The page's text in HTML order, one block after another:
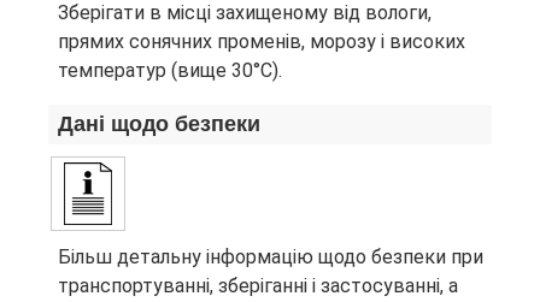
Зберігати в місці захищеному від вологи,
прямих сонячних променів, морозу і високих
температур (вище 30°C).
Дані щодо безпеки
Більш детальну інформацію щодо безпеки при
транспортуванні, зберіганні і застосуванні, а